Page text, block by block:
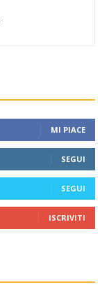
MI PIACE
SEGUI
SEGUI
ISCRIVITI